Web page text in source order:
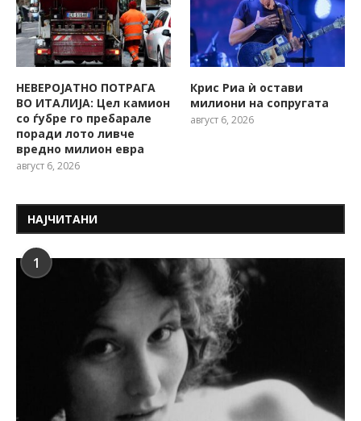
НЕВЕРОЈАТНО ПОТРАГА
ВО ИТАЛИЈА: Цел камион
со ѓубре го пребарале
поради лото ливче
вредно милион евра
август 6, 2026
Крис Риа ѝ остави
милиони на сопругата
август 6, 2026
НАЈЧИТАНИ
1